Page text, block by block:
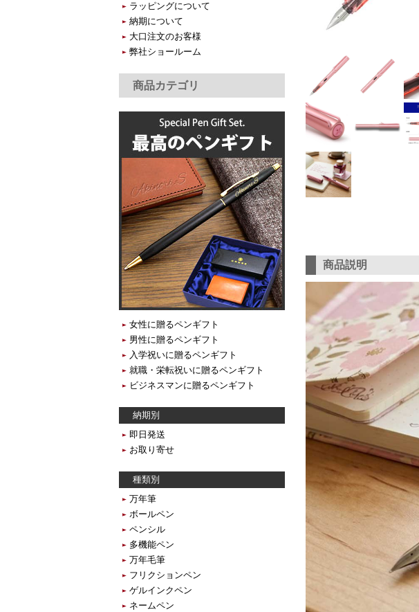
商品説明
ラッピングについて
納期について
大口注文のお客様
弊社ショールーム
商品カテゴリ
女性に贈るペンギフト
男性に贈るペンギフト
入学祝いに贈るペンギフト
就職・栄転祝いに贈るペンギフト
ビジネスマンに贈るペンギフト
納期別
即日発送
お取り寄せ
種類別
万年筆
ボールペン
ペンシル
多機能ペン
万年毛筆
フリクションペン
ゲルインクペン
ネームペン